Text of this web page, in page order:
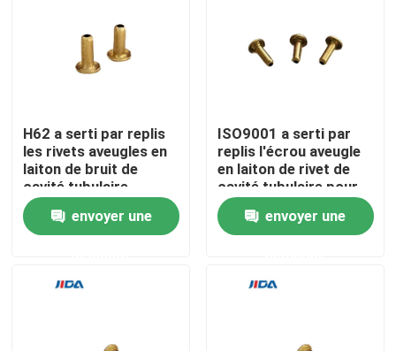
À la maison
Produits
H62 a serti par replis
les rivets aveugles en
laiton de bruit de
cavité tubulaire
adaptés aux besoins
du clientenvoyer une
ISO9001 a serti par
replis l'écrou aveugle
en laiton de rivet de
cavité tubulaire pour
le métal
envoyer une